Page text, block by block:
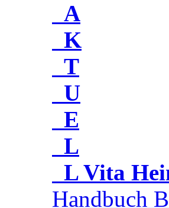
A
K
T
U
E
L
LVita
Handbuch